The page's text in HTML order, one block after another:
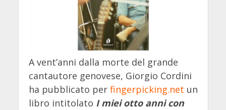
A vent’anni dalla morte del grande
cantautore genovese, Giorgio Cordini
ha pubblicato per fingerpicking.net un
libro intitolato I miei otto anni con